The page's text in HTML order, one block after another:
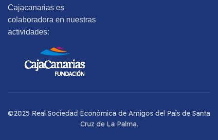
Cajacanarias es
colaboradora en nuestras
actividades:
©2025 Real Sociedad Económica de Amigos del País de Santa
Cruz de La Palma.